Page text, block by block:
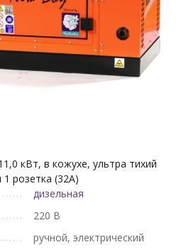
кВт, в кожухе, ультра тихий
розетка (32А)
дизельная
220 В
ручной, электрический